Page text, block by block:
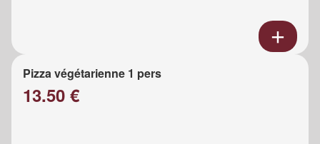
Pizza végétarienne 1 pers
13.50 €